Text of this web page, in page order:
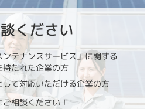
ください
テナンスサービス」に関する
たれた企業の方
て対応いただける企業の方
相談ください！